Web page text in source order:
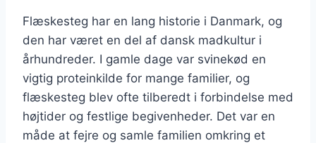
Flæskesteg har en lang historie i Danmark, og
den har været en del af dansk madkultur i
århundreder. I gamle dage var svinekød en
vigtig proteinkilde for mange familier, og
flæskesteg blev ofte tilberedt i forbindelse med
højtider og festlige begivenheder. Det var en
måde at fejre og samle familien omkring et